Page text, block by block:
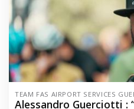
TEAM FAS AIRPORT SERVICES
Alessandro Guerciotti :